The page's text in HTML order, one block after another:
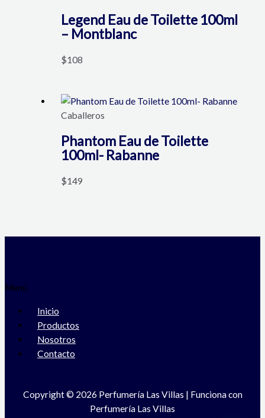
Legend Eau de Toilette 100ml
– Montblanc
$108
Caballeros
Phantom Eau de Toilette
100ml- Rabanne
$149
Menú
Inicio
Productos
Nosotros
Contacto
Copyright © 2026 Perfumería Las Villas | Funciona con
Perfumería Las Villas